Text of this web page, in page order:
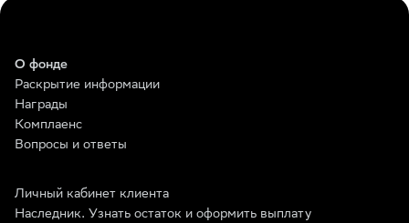
О фонде
Раскрытие информации
Награды
Комплаенс
Вопросы и ответы
Личный кабинет клиента
Наследник. Узнать остаток и оформить выплату